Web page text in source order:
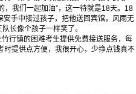
，我们一起加油”，这一待就是18天。18
手中接过孩子，把他送回宾馆，风雨无
长像个孩子一样笑了。
行镇的困难考生提供免费接送服务，每
时提供点方便，我很开心，少挣点钱真不